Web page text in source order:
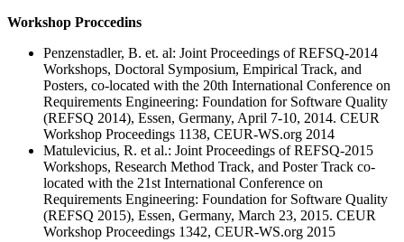
Workshop Proccedins
Penzenstadler, B. et. al: Joint Proceedings of REFSQ-2014
Workshops, Doctoral Symposium, Empirical Track, and
Posters, co-located with the 20th International Conference on
Requirements Engineering: Foundation for Software Quality
(REFSQ 2014), Essen, Germany, April 7-10, 2014. CEUR
Workshop Proceedings 1138, CEUR-WS.org 2014
Matulevicius, R. et al.: Joint Proceedings of REFSQ-2015
Workshops, Research Method Track, and Poster Track co-
located with the 21st International Conference on
Requirements Engineering: Foundation for Software Quality
(REFSQ 2015), Essen, Germany, March 23, 2015. CEUR
Workshop Proceedings 1342, CEUR-WS.org 2015